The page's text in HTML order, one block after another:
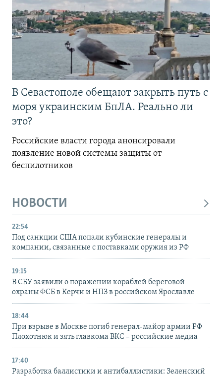
В Севастополе обещают закрыть путь с
моря украинским БпЛА. Реально ли
это?
Российские власти города анонсировали
появление новой системы защиты от
беспилотников
НОВОСТИ
22:54
Под санкции США попали кубинские генералы и
компании, связанные с поставками оружия из РФ
19:15
В СБУ заявили о поражении кораблей береговой
охраны ФСБ в Керчи и НПЗ в российском Ярославле
18:44
При взрыве в Москве погиб генерал-майор армии РФ
Плохотнюк и зять главкома ВКС – российские медиа
17:40
Разработка баллистики и антибаллистики: Зеленский